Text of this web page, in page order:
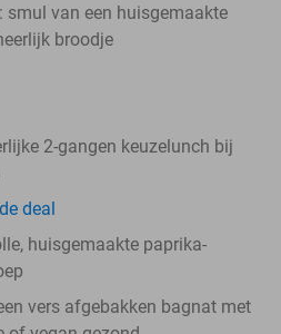
smul van een huisgemaakte
broodje
2-gangen keuzelunch bij
deal
huisgemaakte paprika-
vers afgebakken bagnat met